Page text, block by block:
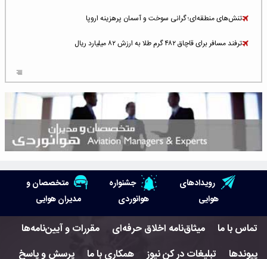
تنش‌های منطقه‌ای؛ گرانی سوخت و آسمان پرهزینه اروپا
ترفند مسافر برای قاچاق ۴۸۲ گرم طلا به ارزش ۸۲ میلیارد ریال
شلوغ‌ترین فرودگاه‌های اروپا در ۲۰۲۵: لندن، استانبول و پاریس
پخش زنده پرواز سیزدهم موشک استارشیپ اسپیس‌ایکس [جمعه ساعت ۰۱:۴۵]
هوش مصنوعی وارد تعمیر و بازرسی موتورهای هواپیما شد
حمله هوایی به تأسیسات فرودگاه سمنان
استخدام در صنعت هوانوردی کانادا با آموزش رایگان و حقوق ۱۲۷ هزار دلاری
رویدادهای
هوایی
جشنواره
هوانوردی
متخصصان و
مدیران هوایی
تماس با ما میثاق‌نامه اخلاق حرفه‌ای
مقررات و آیین‌نامه‌ها
پیوندها
تبلیغات در کن نیوز همکاری با ما پرسش و پاسخ